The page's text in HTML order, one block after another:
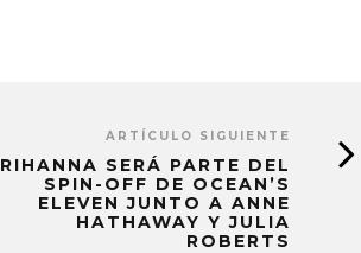
ARTÍCULO SIGUIENTE
RIHANNA SERÁ PARTE DEL
SPIN-OFF DE OCEAN’S
ELEVEN JUNTO A ANNE
HATHAWAY Y JULIA
ROBERTS